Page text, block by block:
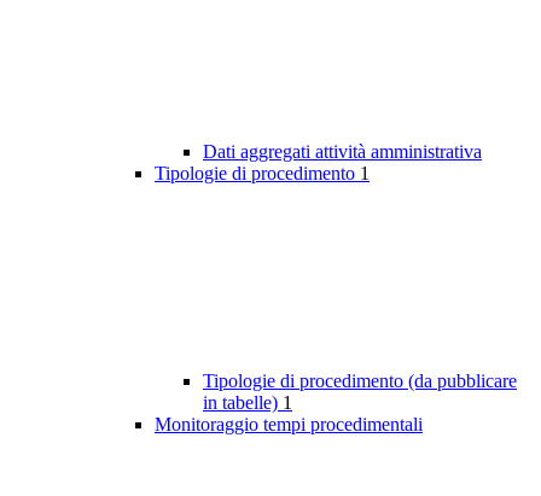
Dati aggregati attività amministrativa
Tipologie di procedimento 1
Tipologie di procedimento (da pubblicare
in tabelle) 1
Monitoraggio tempi procedimentali